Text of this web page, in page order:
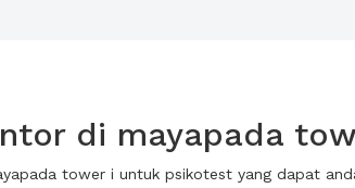
di mayapada
tower i untuk psikotest yang dapat